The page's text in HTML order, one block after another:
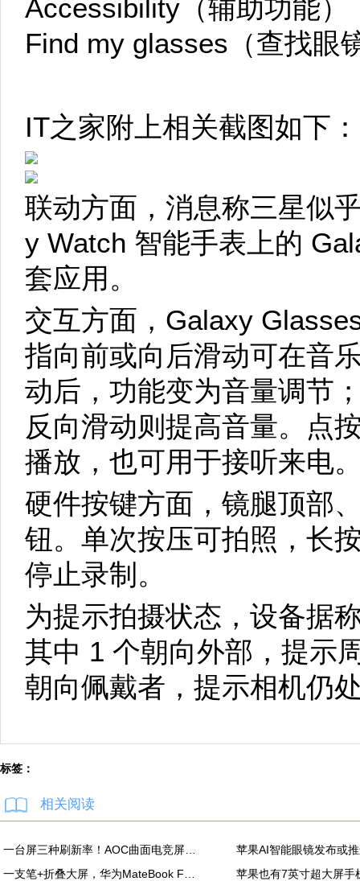
Accessibility（辅助功能）
Find my glasses（查找眼
IT之家附上相关截图如下：
联动方面，消息称三星似
y Watch 智能手表上的
套应用。
交互方面，Galaxy
指向前或向后滑动可在音
动后，功能变为音量调节
反向滑动则提高音量。点
播放，也可用于接听来电
硬件按键方面，镜腿顶部
钮。单次按压可拍照，长
停止录制。
为提示拍摄状态，设备据
其中 1 个朝向外部，提示
朝向佩戴者，提示相机仍
标签：
相关阅读